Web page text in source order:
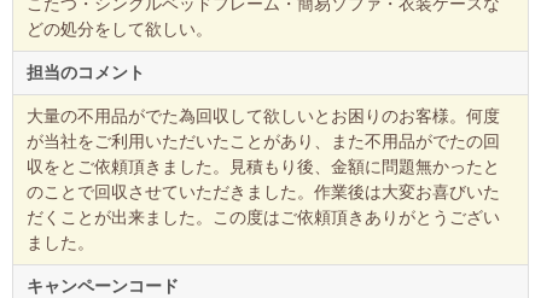
こたつ・シングルベッドフレーム・簡易ソファ・衣装ケースな
どの処分をして欲しい。
担当のコメント
大量の不用品がでた為回収して欲しいとお困りのお客様。何度
が当社をご利用いただいたことがあり、また不用品がでたの回
収をとご依頼頂きました。見積もり後、金額に問題無かったと
のことで回収させていただきました。作業後は大変お喜びいた
だくことが出来ました。この度はご依頼頂きありがとうござい
ました。
キャンペーンコード